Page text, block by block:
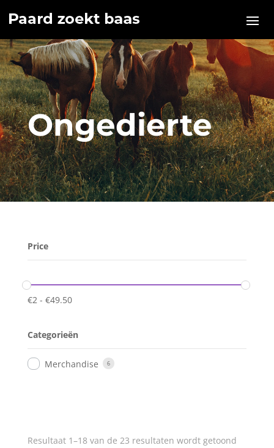
Ongedierte
Price
€2- €49.50
Categorieën
Merchandise 6
Resultaat 1–18 van de 23 resultaten wordt getoond